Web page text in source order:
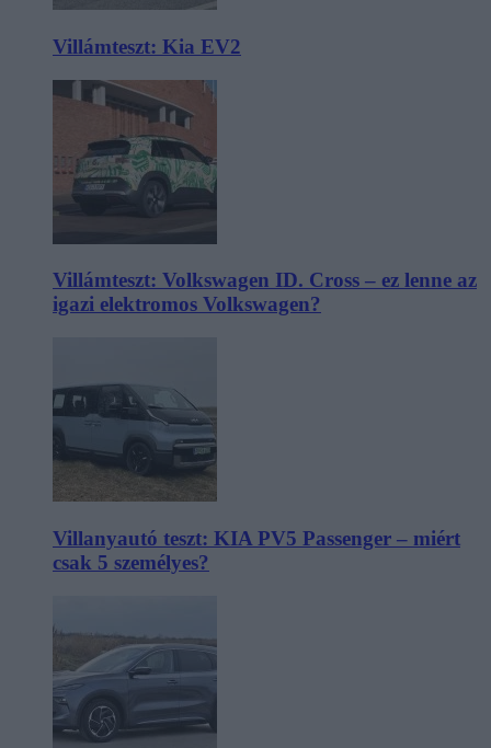
Villámteszt: Kia EV2
Villámteszt: Volkswagen ID. Cross – ez lenne az
igazi elektromos Volkswagen?
Villanyautó teszt: KIA PV5 Passenger – miért
csak 5 személyes?